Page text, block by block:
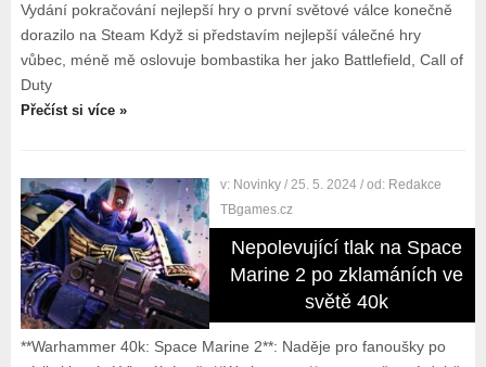
Vydání pokračování nejlepší hry o první světové válce konečně
dorazilo na Steam Když si představím nejlepší válečné hry
vůbec, méně mě oslovuje bombastika her jako Battlefield, Call of
Duty
Přečíst si více »
v: Novinky / 25. 5. 2024 / od: Redakce
TBgames.cz
Nepolevující tlak na Space
Marine 2 po zklamáních ve
světě 40k
**Warhammer 40k: Space Marine 2**: Naděje pro fanoušky po